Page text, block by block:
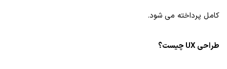
کامل پرداخته می شود.
طراحی UX چیست؟